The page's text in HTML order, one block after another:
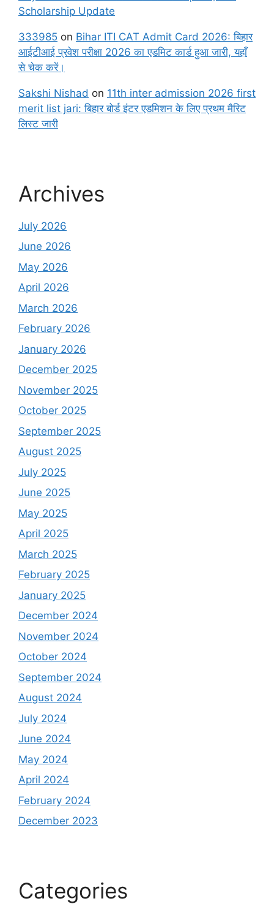
Scholarship Update
333985 on Bihar ITI CAT Admit Card 2026: बिहार
आईटीआई प्रवेश परीक्षा 2026 का एडमिट कार्ड हुआ जारी, यहाँ
से चेक करें।
Sakshi Nishad on 11th inter admission 2026 first
merit list jari: बिहार बोर्ड इंटर एडमिशन के लिए प्रथम मैरिट
लिस्ट जारी
Archives
July 2026
June 2026
May 2026
April 2026
March 2026
February 2026
January 2026
December 2025
November 2025
October 2025
September 2025
August 2025
July 2025
June 2025
May 2025
April 2025
March 2025
February 2025
January 2025
December 2024
November 2024
October 2024
September 2024
August 2024
July 2024
June 2024
May 2024
April 2024
February 2024
December 2023
Categories